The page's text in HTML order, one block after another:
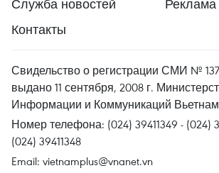
Служба новостей
Реклама
Контакты
Свидельство о регистрации СМИ №
выдано 11 сентября, 2008 г.
Информации и Коммуникаций
Номер телефона: (024) 39411349 - (024)
(024) 39411348
Email: vietnamplus@vnanet.vn